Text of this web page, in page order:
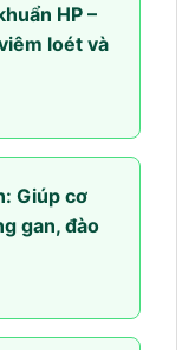
HP –
loét và
Giúp cơ
gan, đào